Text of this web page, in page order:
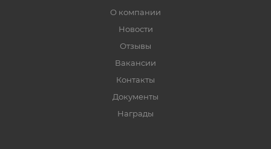
О компании
Новости
Отзывы
Вакансии
Контакты
Документы
Награды